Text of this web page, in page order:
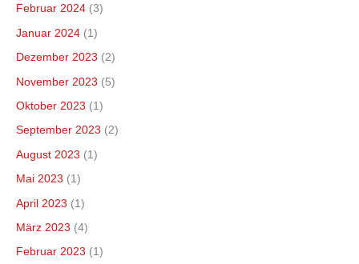
Februar 2024 (3)
Januar 2024 (1)
Dezember 2023 (2)
November 2023 (5)
Oktober 2023 (1)
September 2023 (2)
August 2023 (1)
Mai 2023 (1)
April 2023 (1)
März 2023 (4)
Februar 2023 (1)